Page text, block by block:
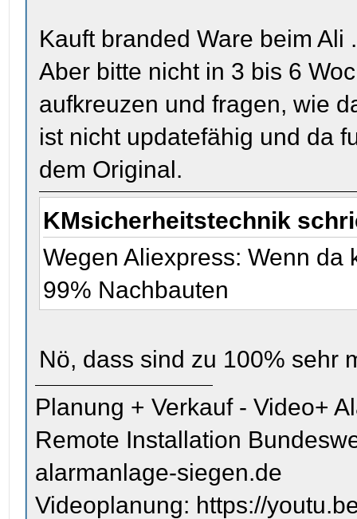
Kauft branded Ware beim Ali
Aber bitte nicht in 3 bis 6
aufkreuzen und fragen, wie
ist nicht updatefähig und da
dem Original.
KMsicherheitstechnik
Wegen Aliexpress: Wenn
99% Nachbauten
Nö, dass sind zu 100% sehr
Planung + Verkauf - Video+
Remote Installation
alarmanlage-siegen.de
Videoplanung: https://